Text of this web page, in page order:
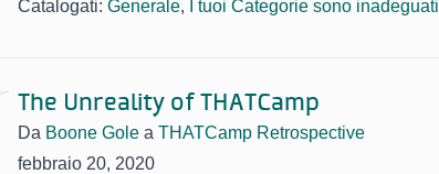
Catalogati: Generale, I tuoi Categorie sono inadeguati
The Unreality of THATCamp
Da Boone Gole a THATCamp Retrospective
febbraio 20, 2020